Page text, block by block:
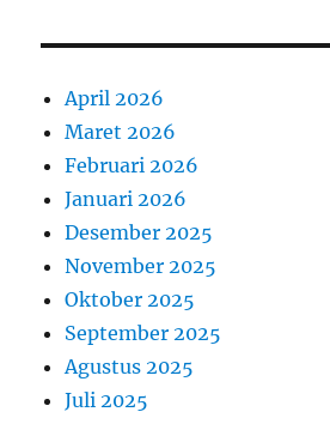
April 2026
Maret 2026
Februari 2026
Januari 2026
Desember 2025
November 2025
Oktober 2025
September 2025
Agustus 2025
Juli 2025